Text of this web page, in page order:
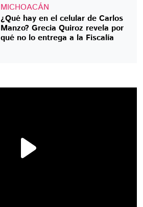
MICHOACÁN
¿Qué hay en el celular de Carlos
Manzo? Grecia Quiroz revela por
qué no lo entrega a la Fiscalía